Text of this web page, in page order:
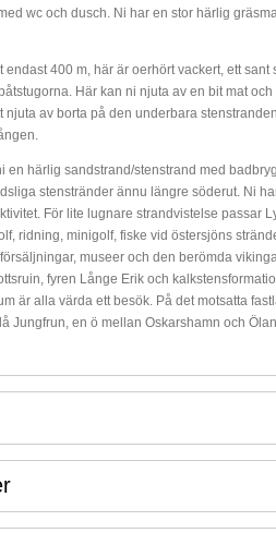
wc och dusch. Ni har en stor härlig
400 m, här är oerhört vackert, ett
Här kan ni njuta av en bit mat
njuta av borta på den underbara
en härlig sandstrand/stenstrand med
stenstränder ännu längre söderut. Ni
För lite lugnare strandvistelse passar
ridning, minigolf, fiske vid östersjöns
museer och den berömda
fyren Långe Erik och
är alla värda ett besök. På det motsatta
Jungfrun, en ö mellan Oskarshamn och